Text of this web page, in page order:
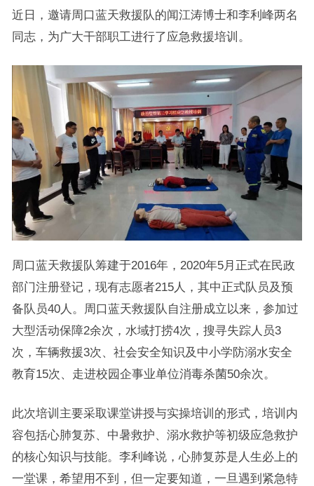
近日，邀请周口蓝天救援队的闻江涛博士和李利峰两名
同志，为广大干部职工进行了应急救援培训。
周口蓝天救援队筹建于2016年，2020年5月正式在民政
部门注册登记，现有志愿者215人，其中正式队员及预
备队员40人。周口蓝天救援队自注册成立以来，参加过
大型活动保障2余次，水域打捞4次，搜寻失踪人员3
次，车辆救援3次、社会安全知识及中小学防溺水安全
教育15次、走进校园企事业单位消毒杀菌50余次。
此次培训主要采取课堂讲授与实操培训的形式，培训内
容包括心肺复苏、中暑救护、溺水救护等初级应急救护
的核心知识与技能。李利峰说，心肺复苏是人生必上的
一堂课，希望用不到，但一定要知道，一旦遇到紧急特